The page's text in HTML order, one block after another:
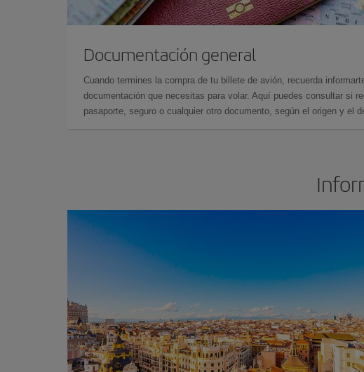
Documentación general
Cuando termines la compra de tu billete de avión, recuerda
documentación que necesitas para volar. Aquí puedes consultar si
pasaporte, seguro o cualquier otro documento, según el origen y el